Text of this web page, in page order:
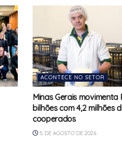
ACONTECE NO SETOR
Minas Gerais movimenta
bilhões com 4,2 milhões
cooperados
5 DE AGOSTO DE 2026